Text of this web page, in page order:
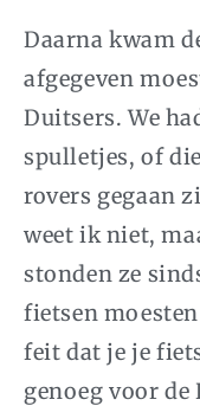
Daarna kwam
afgegeven
Duitsers. We
spulletjes, of
rovers gegaan
weet ik niet,
stonden ze
fietsen
feit dat je je
genoeg voor de